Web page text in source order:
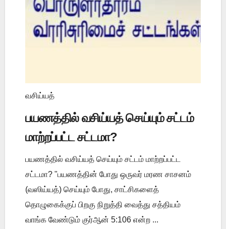
வசிய்யத்
பயணத்தில் வசிய்யத் செய்யும் சட்டம்
மாற்றப்பட்ட சட்டமா?
பயணத்தில் வசிய்யத் செய்யும் சட்டம் மாற்றப்பட்ட
சட்டமா? "பயணத்தின் போது ஒருவர் மரண சாசனம்
(வஸிய்யத்) செய்யும் போது, சாட்சிகளைத்
தொழுகைக்குப் பிறகு நிறுத்தி வைத்து சத்தியம்
வாங்க வேண்டும் குர்ஆன் 5:106 என்ற ...